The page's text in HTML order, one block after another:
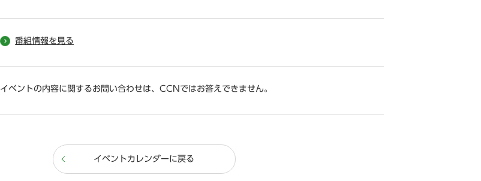
番組情報を見る
イベントの内容に関するお問い合わせは、CCNではお答えできません。
イベントカレンダーに戻る